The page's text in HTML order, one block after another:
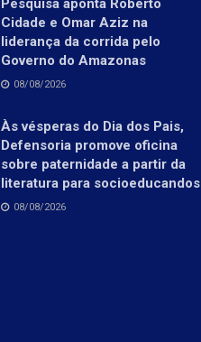
Pesquisa aponta Roberto
Cidade e Omar Aziz na
liderança da corrida pelo
Governo do Amazonas
08/08/2026
Às vésperas do Dia dos Pais,
Defensoria promove oficina
sobre paternidade a partir da
literatura para socioeducandos
08/08/2026